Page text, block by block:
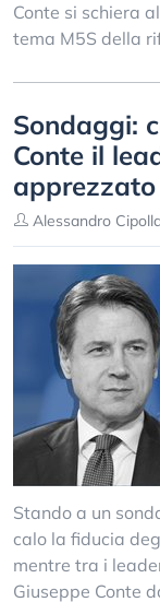
Conte si schiera
tema M5S della
Sondaggi:
Conte il
apprezzato
Alessandro
Stando a un
calo la fiducia
mentre tra i
Giuseppe Conte